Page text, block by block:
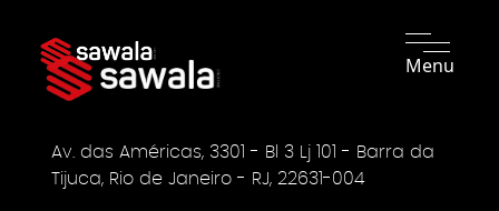
Menu
Av. das Américas, 3301 - Bl 3 Lj 101 - Barra da
Tijuca, Rio de Janeiro - RJ, 22631-004